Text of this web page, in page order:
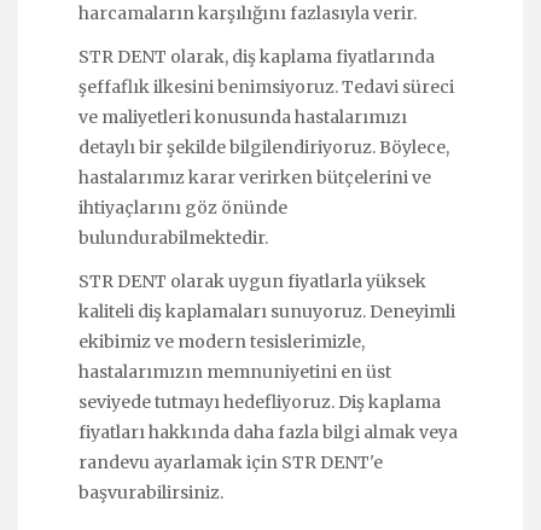
harcamaların karşılığını fazlasıyla verir.
STR DENT olarak, diş kaplama fiyatlarında
şeffaflık ilkesini benimsiyoruz. Tedavi süreci
ve maliyetleri konusunda hastalarımızı
detaylı bir şekilde bilgilendiriyoruz. Böylece,
hastalarımız karar verirken bütçelerini ve
ihtiyaçlarını göz önünde
bulundurabilmektedir.
STR DENT olarak uygun fiyatlarla yüksek
kaliteli diş kaplamaları sunuyoruz. Deneyimli
ekibimiz ve modern tesislerimizle,
hastalarımızın memnuniyetini en üst
seviyede tutmayı hedefliyoruz. Diş kaplama
fiyatları hakkında daha fazla bilgi almak veya
randevu ayarlamak için STR DENT'e
başvurabilirsiniz.